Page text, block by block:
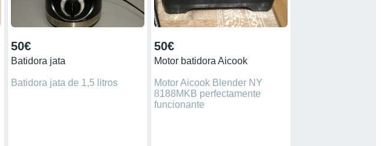
50€
Batidora jata
Batidora jata de 1,5 litros
50€
Motor batidora Aicook
Motor Aicook Blender NY
8188MKB perfectamente
funcionante